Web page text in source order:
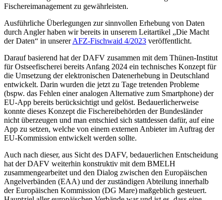
Fischereimanagement zu gewährleisten.
Ausführliche Überlegungen zur sinnvollen Erhebung von Daten
durch Angler haben wir bereits in unserem Leitartikel „Die Macht
der Daten“ in unsererAFZ-Fischwaid 4/2023 veröffentlicht.
Darauf basierend hat der DAFV zusammen mit dem Thünen-Institut
für Ostseefischerei bereits Anfang 2024 ein technisches Konzept für
die Umsetzung der elektronischen Datenerhebung in Deutschland
entwickelt. Darin wurden die jetzt zu Tage tretenden Probleme
(bspw. das Fehlen einer analogen Alternative zum Smartphone) der
EU-App bereits berücksichtigt und gelöst. Bedauerlicherweise
konnte dieses Konzept die Fischereibehörden der Bundesländer
nicht überzeugen und man entschied sich stattdessen dafür, auf eine
App zu setzen, welche von einem externen Anbieter im Auftrag der
EU-Kommission entwickelt werden sollte.
Auch nach dieser, aus Sicht des DAFV, bedauerlichen Entscheidung
hat der DAFV weiterhin konstruktiv mit dem BMELH
zusammengearbeitet und den Dialog zwischen den Europäischen
Angelverbänden (EAA) und der zuständigen Abteilung innerhalb
der Europäischen Kommission (DG Mare) maßgeblich gesteuert.